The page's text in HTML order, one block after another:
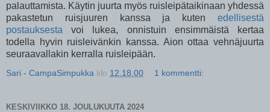
palauttamista. Käytin juurta myös ruisleipätaikinaan yhdessä
pakastetun ruisjuuren kanssa ja kuten edellisestä
postauksestavoi lukea, onnistuin ensimmäistä kertaa
todella hyvin ruisleivänkin kanssa. Aion ottaa vehnäjuurta
seuraavallakin kerralla ruisleipään.
Sari - CampaSimpukka klo 12.18.00 1 kommentti:
KESKIVIIKKO 18. JOULUKUUTA 2024